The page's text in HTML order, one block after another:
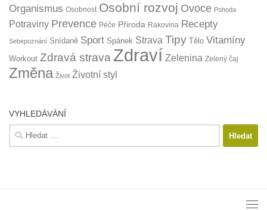
Organismus Osobnost Osobní rozvoj Ovoce Pohoda
Potraviny Prevence Péče Přiroda Rakovina Recepty
Sebepoznání Snídaně Sport Spánek Strava Tipy Tělo Vitamíny
Workout Zdravá strava Zdraví Zelenina Zelený čaj
Změna Život Životní styl
VYHLEDÁVÁNÍ
Vyhledávání